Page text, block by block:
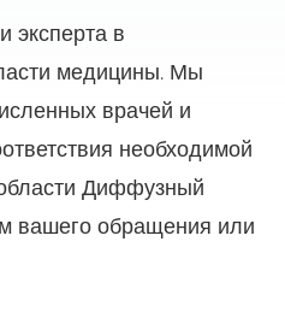
эксперта в
медицины. Мы
врачей и
необходимой
Диффузный
вашего обращения или